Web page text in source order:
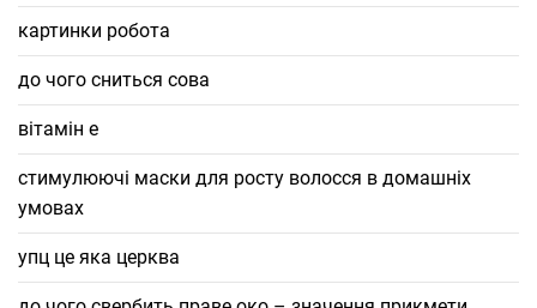
картинки робота
до чого сниться сова
вітамін е
стимулюючі маски для росту волосся в домашніх
умовах
упц це яка церква